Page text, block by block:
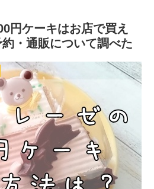
円ケーキはお店で買え
・通販について調べた